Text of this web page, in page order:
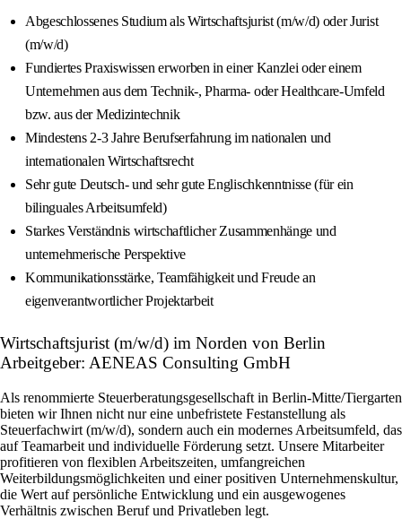
Abgeschlossenes Studium als Wirtschaftsjurist (m/w/d) oder Jurist
(m/w/d)
Fundiertes Praxiswissen erworben in einer Kanzlei oder einem
Unternehmen aus dem Technik-, Pharma- oder Healthcare-Umfeld
bzw. aus der Medizintechnik
Mindestens 2-3 Jahre Berufserfahrung im nationalen und
internationalen Wirtschaftsrecht
Sehr gute Deutsch- und sehr gute Englischkenntnisse (für ein
bilinguales Arbeitsumfeld)
Starkes Verständnis wirtschaftlicher Zusammenhänge und
unternehmerische Perspektive
Kommunikationsstärke, Teamfähigkeit und Freude an
eigenverantwortlicher Projektarbeit
Wirtschaftsjurist (m/w/d) im Norden von Berlin
Arbeitgeber: AENEAS Consulting GmbH
Als renommierte Steuerberatungsgesellschaft in Berlin-Mitte/Tiergarten
bieten wir Ihnen nicht nur eine unbefristete Festanstellung als
Steuerfachwirt (m/w/d), sondern auch ein modernes Arbeitsumfeld, das
auf Teamarbeit und individuelle Förderung setzt. Unsere Mitarbeiter
profitieren von flexiblen Arbeitszeiten, umfangreichen
Weiterbildungsmöglichkeiten und einer positiven Unternehmenskultur,
die Wert auf persönliche Entwicklung und ein ausgewogenes
Verhältnis zwischen Beruf und Privatleben legt.